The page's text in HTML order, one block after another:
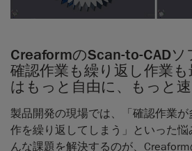
CreaformのScan-to-CADソ
確認作業も繰り返し作業
はもっと自由に、もっと速
製品開発の現場では、「確認作業
作を繰り返してしまう」といった
んな課題を解決するのが、Creaform